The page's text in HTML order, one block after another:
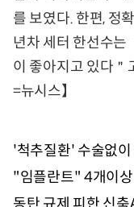
를 보였다. 한편, 정
년차 세터 한선수는
이 좋아지고 있다＂
=뉴시스】